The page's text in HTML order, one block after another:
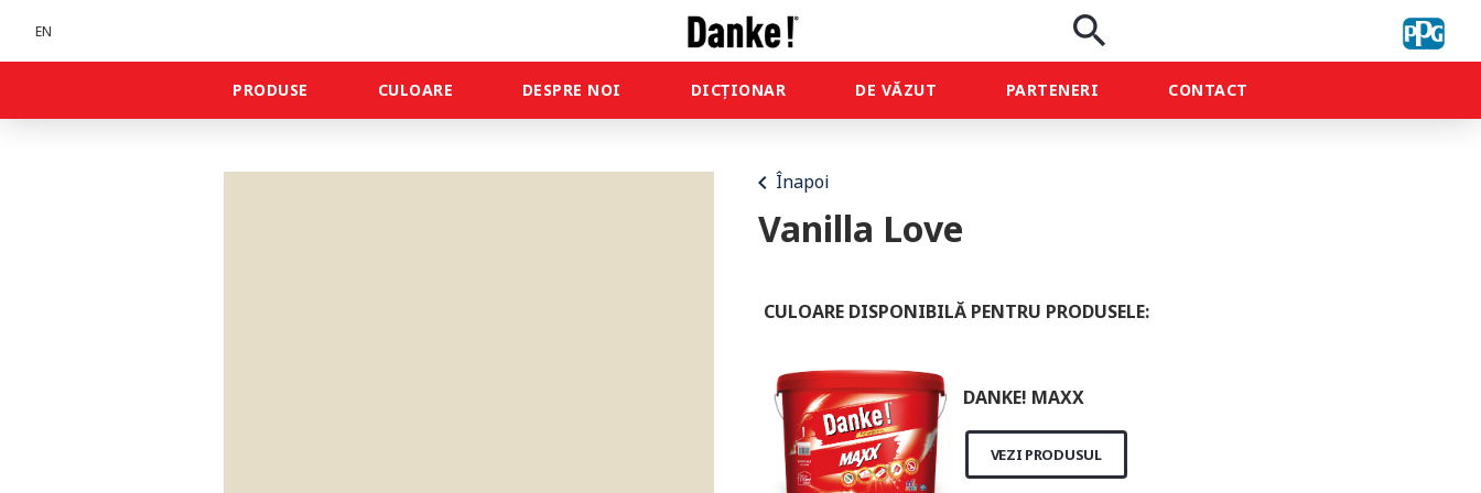
EN search
PRODUSE CULOARE DESPRE NOI DICȚIONAR DE VĂZUT PARTENERI CONTACT
chevron_left Înapoi
Vanilla Love
CULOARE DISPONIBILĂ PENTRU PRODUSELE:
DANKE! MAXX
VEZI PRODUSUL